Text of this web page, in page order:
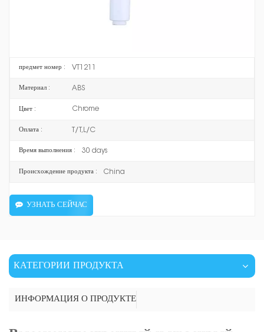
* Очищенная вода: легко заменить и установить
предмет номер : VT1211
Материал : ABS
Цвет : Chrome
Оплата : T/T,L/C
Время выполнения : 30 days
Происхождение продукта : China
УЗНАТЬ СЕЙЧАС
КАТЕГОРИИ ПРОДУКТА
ИНФОРМАЦИЯ О ПРОДУКТЕ